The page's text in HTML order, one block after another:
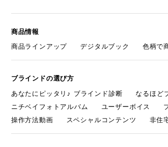
商品情報
商品ラインアップ
デジタルブック 色柄で
ブラインドの選び方
あなたにピッタリ♪ ブラインド診断
なるほど
ニチベイフォトアルバム
ユーザーボイス
操作方法動画
スペシャルコンテンツ 非住